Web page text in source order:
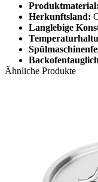
Produktmaterial:
Herkunftsland:
Langlebige
Ähnliche Produkte